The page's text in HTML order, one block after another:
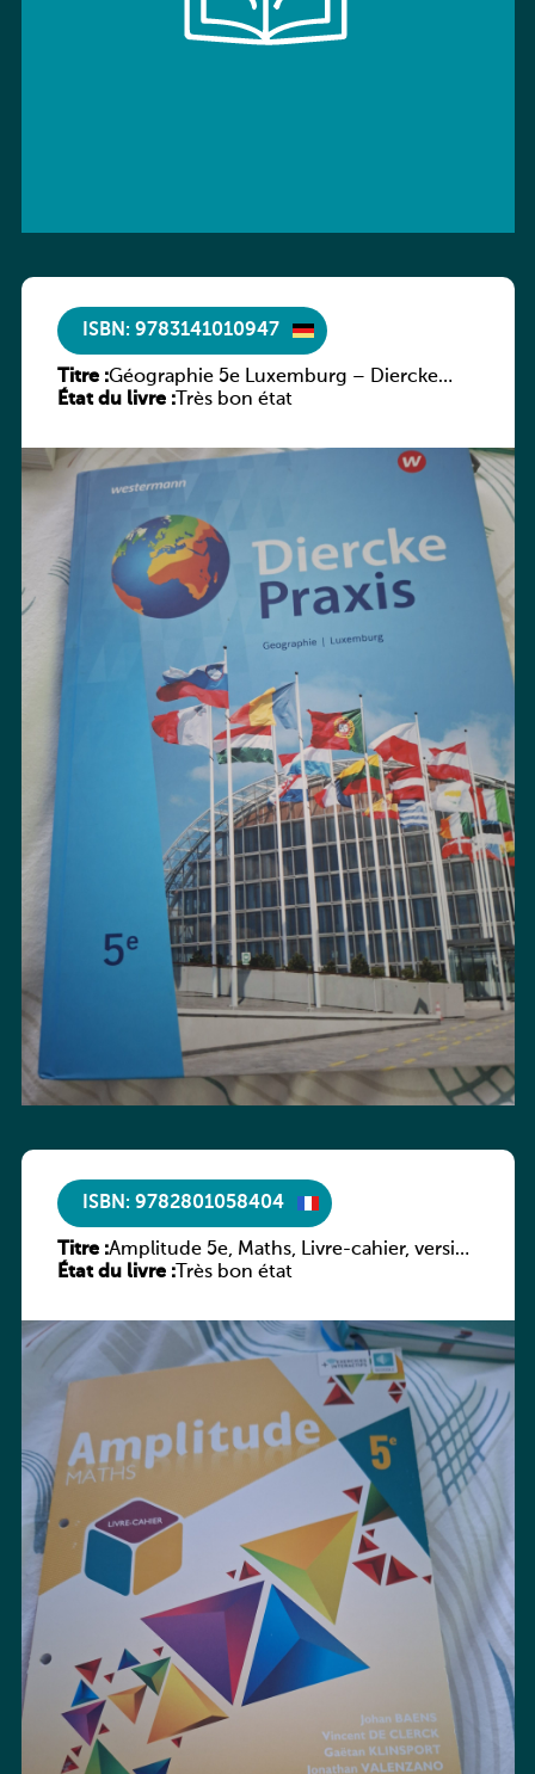
ISBN: 9783141010947
Titre :Géographie 5e Luxemburg – Diercke
Praxis
État du livre :Très bon état
ISBN: 9782801058404
Titre :Amplitude 5e, Maths, Livre-cahier, version
luxembourgeoise
État du livre :Très bon état